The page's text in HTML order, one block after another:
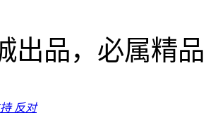
出品，必属精
反对